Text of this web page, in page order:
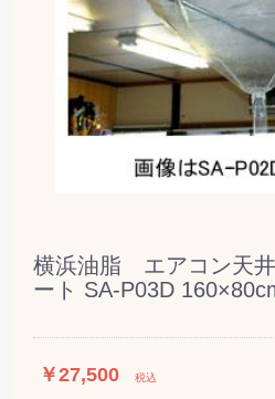
横浜油脂 エアコン天
ート SA-P03D
￥27,500 税込